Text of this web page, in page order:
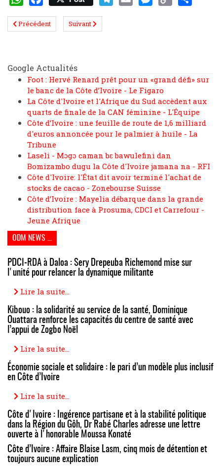
Précédent Suivant
Google Actualités
Foot : Hervé Renard prêt pour un «grand défi» sur
le banc de la Côte d’Ivoire - Le Figaro
La Côte d'Ivoire et l'Afrique du Sud accèdent aux
quarts de finale de la CAN féminine - L'Équipe
Côte d’Ivoire : une feuille de route de 1,6 milliard
d'euros annoncée pour le palmier à huile - La
Tribune
Laseli - Mɔgɔ caman bɛ bawulefini dan
Bomizambo dugu la Côte d'Ivoire jamana na - RFI
Côte d'Ivoire: l'État dit avoir terminé l'achat de
stocks de cacao - Zonebourse Suisse
Côte d’Ivoire : Mayelia débarque dans la grande
distribution face à Prosuma, CDCI et Carrefour -
Jeune Afrique
ODM NEWS ...
PDCI-RDA à Daloa : Sery Drepeuba Richemond mise sur
l'unité pour relancer la dynamique militante
Lire la suite...
Kibouo : la solidarité au service de la santé, Dominique
Ouattara renforce les capacités du centre de santé avec
l’appui de Zogbo Noël
Lire la suite...
Économie sociale et solidaire : le pari d’un modèle plus inclusif
en Côte d’Ivoire
Lire la suite...
Côte d'Ivoire : Ingérence partisane et à la stabilité politique
dans la Région du Gôh, Dr Rabé Charles adresse une lettre
ouverte à l'honorable Moussa Konaté
Côte d’Ivoire : Affaire Blaise Lasm, cinq mois de détention et
toujours aucune explication